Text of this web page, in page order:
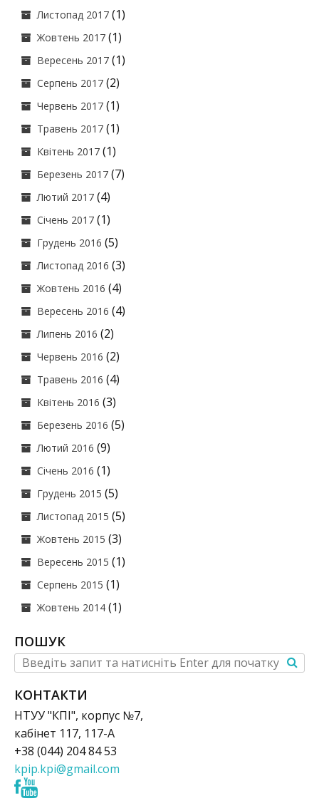
Листопад 2017 (1)
Жовтень 2017 (1)
Вересень 2017 (1)
Серпень 2017 (2)
Червень 2017 (1)
Травень 2017 (1)
Квітень 2017 (1)
Березень 2017 (7)
Лютий 2017 (4)
Січень 2017 (1)
Грудень 2016 (5)
Листопад 2016 (3)
Жовтень 2016 (4)
Вересень 2016 (4)
Липень 2016 (2)
Червень 2016 (2)
Травень 2016 (4)
Квітень 2016 (3)
Березень 2016 (5)
Лютий 2016 (9)
Січень 2016 (1)
Грудень 2015 (5)
Листопад 2015 (5)
Жовтень 2015 (3)
Вересень 2015 (1)
Серпень 2015 (1)
Жовтень 2014 (1)
ПОШУК
КОНТАКТИ
НТУУ "КПІ", корпус №7,
кабінет 117, 117-А
+38 (044) 204 84 53
kpip.kpi@gmail.com